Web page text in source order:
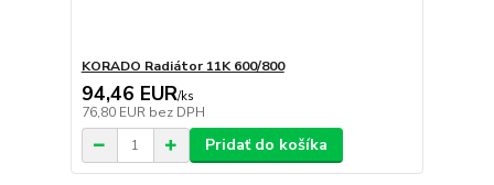
KORADO Radiátor 11K 600/800
94,46 EUR/ks
76,80 EUR bez DPH
Pridať do košíka